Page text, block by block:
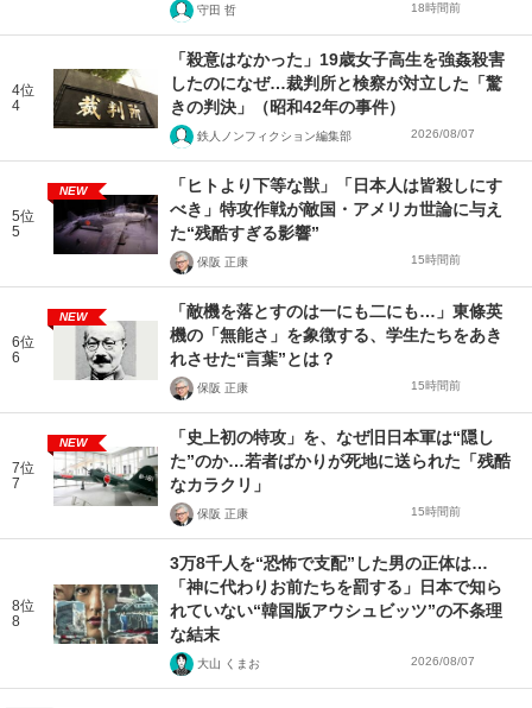
守田 哲 18時間前
4位
4
「殺意はなかった」19歳女子高生を強姦殺害
したのになぜ…裁判所と検察が対立した「驚
きの判決」（昭和42年の事件）
鉄人ノンフィクション編集部 2026/08/07
5位
5
NEW
「ヒトより下等な獣」「日本人は皆殺しにす
べき」特攻作戦が敵国・アメリカ世論に与え
た“残酷すぎる影響”
保阪 正康 15時間前
6位
6
NEW
「敵機を落とすのは一にも二にも…」東條英
機の「無能さ」を象徴する、学生たちをあき
れさせた“言葉”とは？
保阪 正康 15時間前
7位
7
NEW
「史上初の特攻」を、なぜ旧日本軍は“隠し
た”のか…若者ばかりが死地に送られた「残酷
なカラクリ」
保阪 正康 15時間前
8位
8
3万8千人を“恐怖で支配”した男の正体は…
「神に代わりお前たちを罰する」日本で知ら
れていない“韓国版アウシュビッツ”の不条理
な結末
大山 くまお 2026/08/07